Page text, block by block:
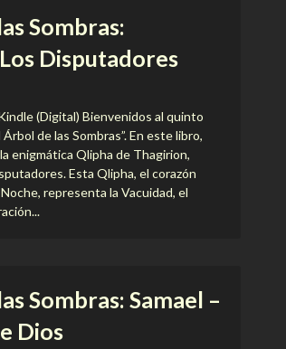
Sombras:
Disputadores
(Digital) Bienvenidos al quinto
de las Sombras”. En este libro,
enigmática Qlipha de Thagirion,
Esta Qlipha, el corazón
representa la Vacuidad, el
Sombras: Samael –
Dios